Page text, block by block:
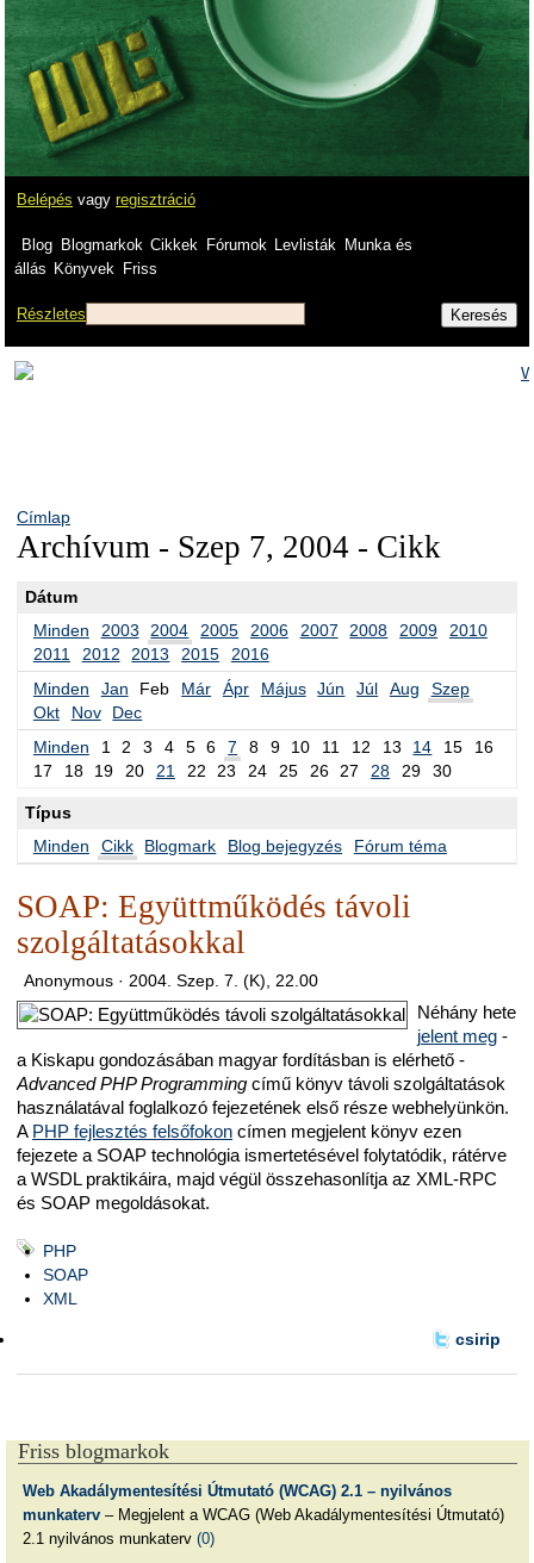
Belépés vagy regisztráció
Blog Blogmarkok Cikkek Fórumok Levlisták
Munka és
állás Könyvek Friss
Részletes
Címlap
Archívum - Szep 7, 2004 - Cikk
Dátum
Minden
2003 2004 2005 2006 2007 2008 2009
2010
2011
2012 2013 2015
2016
Minden
Jan Feb Már Ápr Május Jún Júl Aug
Szep
Okt
Nov
Dec
Minden
1 2 3 4 5 6 7 8 9 10 11 12 13 14 15
16
17
18 19 20 21 22 23 24 25 26 27 28 29 30
Típus
Minden
Cikk Blogmark Blog bejegyzés Fórum téma
SOAP: Együttműködés távoli
szolgáltatásokkal
Anonymous · 2004. Szep. 7. (K), 22.00
Néhány hete
jelent meg-
a Kiskapu gondozásában magyar fordításban is elérhető -
Advanced PHP Programming című könyv távoli szolgáltatások
használatával foglalkozó fejezetének első része webhelyünkön.
A PHP fejlesztés felsőfokon címen megjelent könyv ezen
fejezete a SOAP technológia ismertetésével folytatódik, rátérve
a WSDL praktikáira, majd végül összehasonlítja az XML-RPC
és SOAP megoldásokat.
PHP
SOAP
XML
csirip
Friss blogmarkok
Web Akadálymentesítési Útmutató (WCAG) 2.1 – nyilvános
munkaterv– Megjelent a WCAG (Web Akadálymentesítési Útmutató)
2.1 nyilvános munkaterv (0)